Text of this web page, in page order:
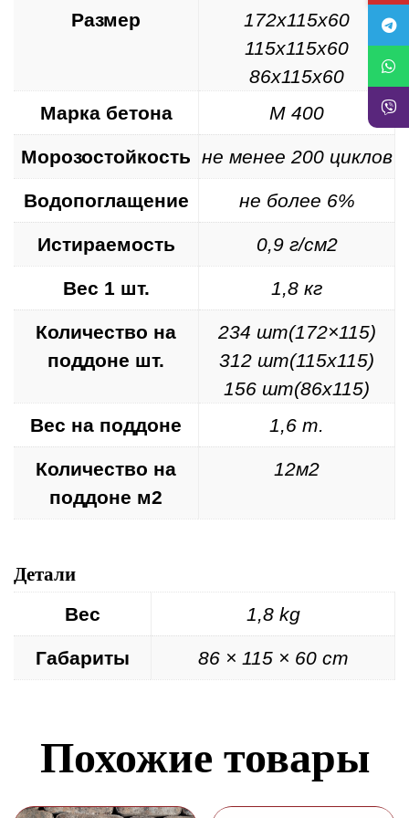
Размер
172x115x60
115x115x60
86x115x60
Марка бетона
М 400
Морозостойкость не менее 200 циклов
Водопоглащение не более 6%
Истираемость 0,9 г/см2
Вес 1 шт. 1,8 кг
Количество на
поддоне шт.
234 шт(172×115)
312 шт(115х115)
156 шт(86х115)
Вес на поддоне
1,6 т.
Количество на
поддоне м2
12м2
Детали
Вес 1,8 kg
Габариты 86 × 115 × 60 cm
Похожие товары